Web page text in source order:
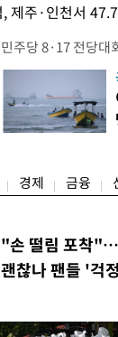
, 제주·인천서
주당 8·17 전당대
일 제주·인천 지역
정청래 후보 우세
남 경선에서 1승
천 경선에서 이기
경제 금융
"손 떨림 포착
괜찮나 팬들 '걱